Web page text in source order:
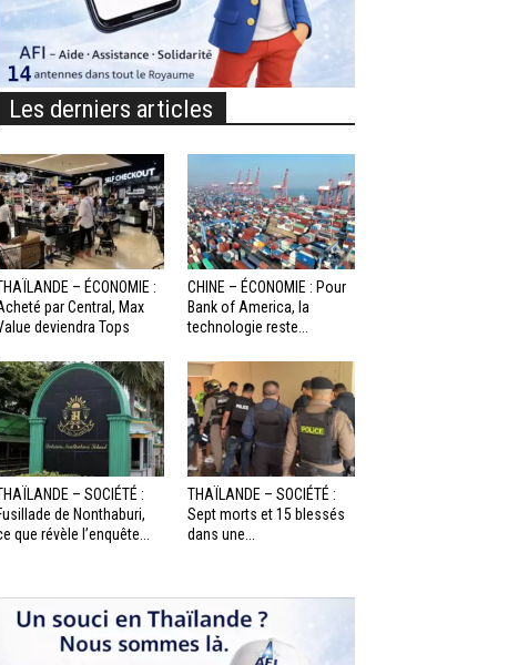
Les derniers articles
– ÉCONOMIE :
par Central, Max
deviendra Tops
CHINE – ÉCONOMIE : Pour
Bank of America, la
technologie reste...
– SOCIÉTÉ :
de Nonthaburi,
que révèle l’enquête...
THAÏLANDE – SOCIÉTÉ :
Sept morts et 15 blessés
dans une...